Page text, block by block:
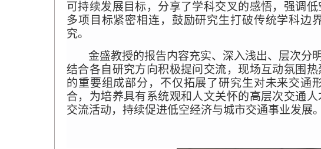
可持续发展目标，分享了学科交叉的感悟，强调
多项目标紧密相连，鼓励研究生打破传统学科边
究。
金盛教授的报告内容充实、深入浅出、层次分
结合各自研究方向积极提问交流，现场互动氛围
的重要组成部分，不仅拓展了研究生对未来交通
合，为培养具有系统观和人文关怀的高层次交通
交流活动，持续促进低空经济与城市交通事业发展。